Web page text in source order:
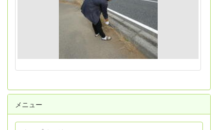
メニュー